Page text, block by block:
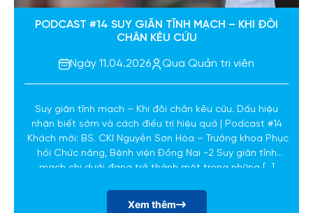
PODCAST #14 SUY GIÃN TĨNH MẠCH – KHI ĐÔI
CHÂN KÊU CỨU
Ngày 11.04.2026 Qua Quản trị viên
Suy giãn tĩnh mạch – Khi đôi chân kêu cứu. Dấu hiệu
nhận biết sớm và cách điều trị hiệu quả | Podcast #14
Khách mời: BS. CKI Nguyễn Sơn Hòa – Trưởng khoa Phục
hồi Chức năng, Bệnh viện Đồng Nai -2 Suy giãn tĩnh
mạch chi dưới đang trở thành một trong những […]
Xem thêm